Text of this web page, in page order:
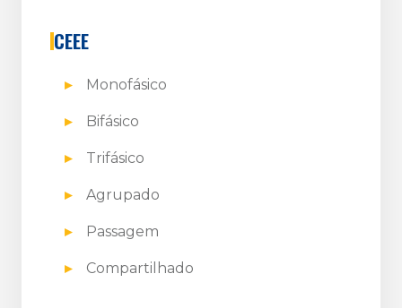
CEEE
Monofásico
Bifásico
Trifásico
Agrupado
Passagem
Compartilhado